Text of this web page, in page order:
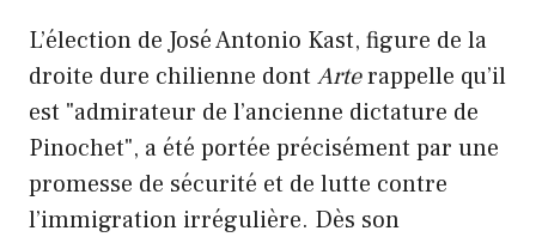
L’élection de José Antonio Kast, figure de la
droite dure chilienne dont Arterappelle qu’il
est "admirateur de l’ancienne dictature de
Pinochet", a été portée précisément par une
promesse de sécurité et de lutte contre
l’immigration irrégulière. Dès son